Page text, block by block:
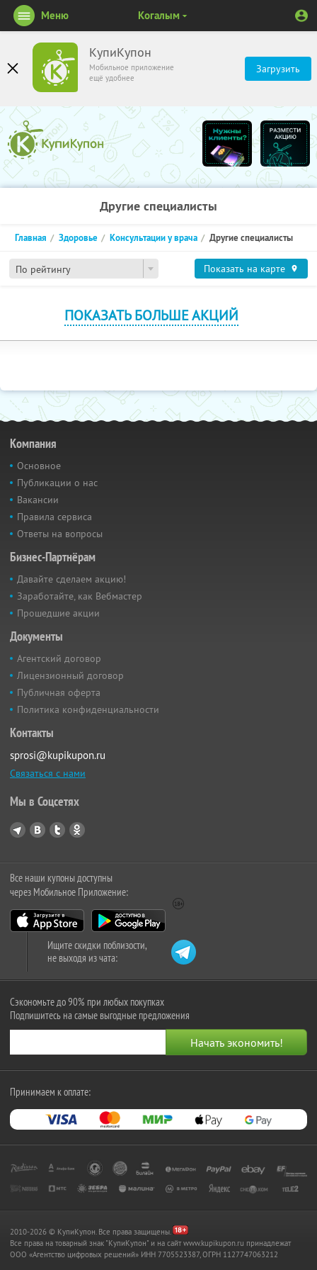
КупиКупон
Мобильное приложение
ещё удобнее
Загрузить
Меню Когалым
Другие специалисты
По рейтингу
Главная Здоровье Консультации у врача Другие специалисты
Показать на карте
ПОКАЗАТЬ БОЛЬШЕ АКЦИЙ
Компания
Основное
Публикации о нас
Вакансии
Правила сервиса
Ответы на вопросы
Бизнес-Партнёрам
Давайте сделаем акцию!
Заработайте, как Вебмастер
Прошедшие акции
Документы
Агентский договор
Лицензионный договор
Публичная оферта
Политика конфиденциальности
Контакты
sprosi@kupikupon.ru
Связаться с нами
Мы в Соцсетях
Все наши купоны доступны
через Мобильное Приложение:
Ищите скидки поблизости,
не выходя из чата:
Сэкономьте до 90% при любых покупках
Подпишитесь на самые выгодные предложения
Принимаем к оплате:
2010-2026 © КупиКупон. Все права защищены.
Все права на товарный знак "КупиКупон" и на сайт www.kupikupon.ru принадлежат
OOO «Агентство цифровых решений» ИНН 7705523387, ОГРН 1127747063212